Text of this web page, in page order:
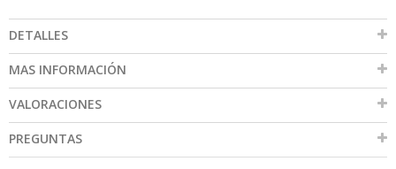
DETALLES
MAS INFORMACIÓN
VALORACIONES
PREGUNTAS